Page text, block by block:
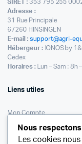
SIRET :353 795 255
Adresse :
31 Rue Principale
67260 HINSINGEN
E-mail : support@agri-
Hébergeur :IONOS by
Cedex
Horaires :Lun – Sam : 8h
Liens utiles
Mon Compte
Suivez Votre Colis
Contactez-Nous
Nous
Les cookies